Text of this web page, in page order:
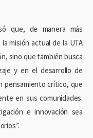
que, de manera más
misión actual de la UTA
sino que también busca
y en el desarrollo de
pensamiento crítico, que
en sus comunidades.
e innovación sea